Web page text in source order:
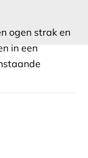
ogen strak en
in een